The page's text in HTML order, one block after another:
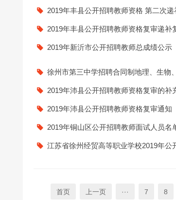
2019年丰县公开招聘教师资格 第二次
2019年丰县公开招聘教师资格复审递补
2019年新沂市公开招聘教师总成绩公示
徐州市第三中学招聘合同制地理、生物
2019年沛县公开招聘教师资格复审的补
2019年沛县公开招聘教师资格复审通知
2019年铜山区公开招聘教师面试人员
江苏省徐州经贸高等职业学校2019年公
首页 上一页 ··· 7 8